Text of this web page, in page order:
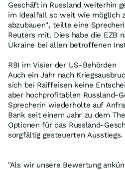
Geschäft in Russland weiterhin
im Idealfall so weit wie möglich
abzubauen", teilte eine
Reuters mit. Dies habe die EZB
Ukraine bei allen betroffenen
RBI im Visier der US-Behörden
Auch ein Jahr nach
sich bei Raiffeisen keine
aber hochprofitablen Russland-
Sprecherin wiederholte auf
Bank seit einem Jahr zu dem
Optionen für das Russland-
sorgfältig gesteuerten Ausstiegs.
"Als wir unsere Bewertung